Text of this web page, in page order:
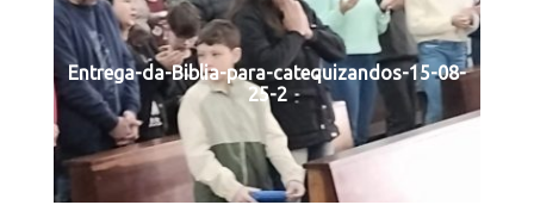
Entrega-da-Biblia-para-catequizandos-15-08-
25-2